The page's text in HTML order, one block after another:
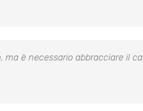
è necessario abbracciare il